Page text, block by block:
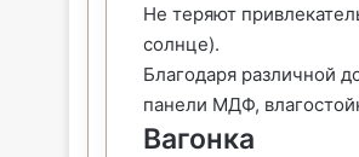
Не теряют
солнце).
Благодаря различной
панели МДФ,
Вагонка